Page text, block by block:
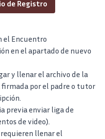
el Encuentro
en el apartado de nuevo
y llenar el archivo de la
por el padre o tutor
previa enviar liga de
de video).
llenar el